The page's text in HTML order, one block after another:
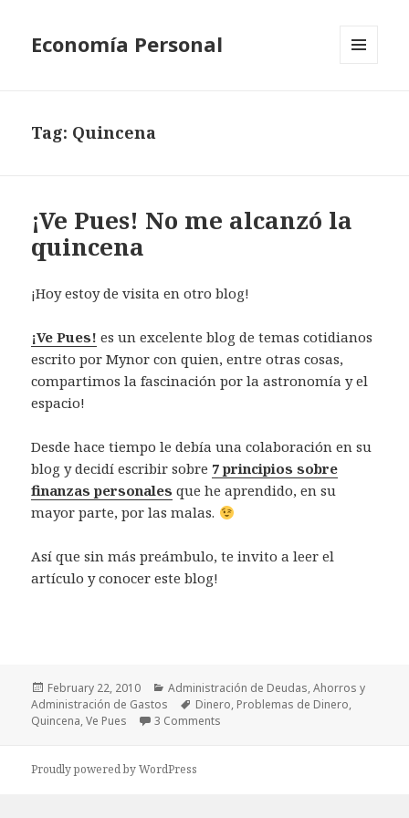
Economía Personal
Tag: Quincena
¡Ve Pues! No me alcanzó la
quincena
¡Hoy estoy de visita en otro blog!
¡Ve Pues! es un excelente blog de temas cotidianos
escrito por Mynor con quien, entre otras cosas,
compartimos la fascinación por la astronomía y el
espacio!
Desde hace tiempo le debía una colaboración en su
blog y decidí escribir sobre 7 principios sobre
finanzas personales que he aprendido, en su
mayor parte, por las malas.
Así que sin más preámbulo, te invito a leer el
artículo y conocer este blog!
Posted
on
February 22, 2010 Categories
Administración de Deudas,Ahorros y
Administración de Gastos
Tags
Dinero, Problemas de Dinero,
Quincena,Ve Pues 3 Comments
Proudly powered by WordPress